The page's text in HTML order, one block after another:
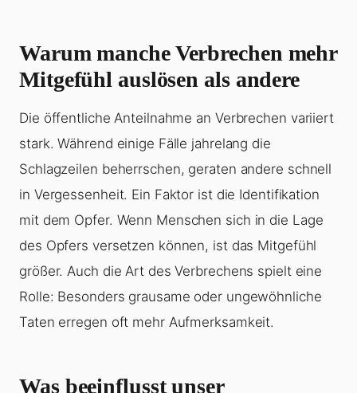
Warum manche Verbrechen mehr
Mitgefühl auslösen als andere
Die öffentliche Anteilnahme an Verbrechen variiert
stark. Während einige Fälle jahrelang die
Schlagzeilen beherrschen, geraten andere schnell
in Vergessenheit. Ein Faktor ist die Identifikation
mit dem Opfer. Wenn Menschen sich in die Lage
des Opfers versetzen können, ist das Mitgefühl
größer. Auch die Art des Verbrechens spielt eine
Rolle: Besonders grausame oder ungewöhnliche
Taten erregen oft mehr Aufmerksamkeit.
Was beeinflusst unser